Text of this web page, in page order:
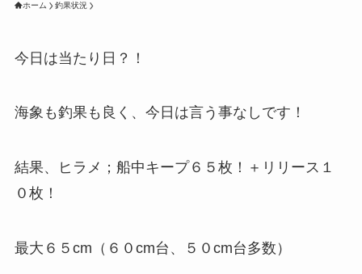
ホーム 釣果状況
今日は当たり日？！
海象も釣果も良く、今日は言う事なしです！
結果、ヒラメ；船中キープ６５枚！＋リリース１
０枚！
最大６５cm（６０cm台、５０cm台多数）